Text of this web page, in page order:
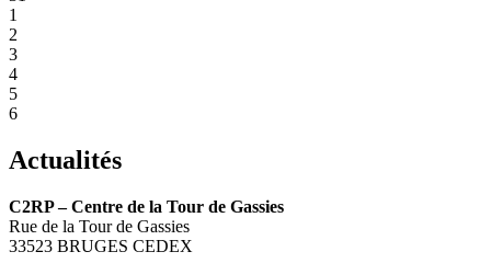
1
2
3
4
5
6
Actualités
C2RP – Centre de la Tour de Gassies
Rue de la Tour de Gassies
33523 BRUGES CEDEX